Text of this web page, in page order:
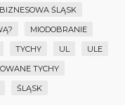
ŚLĄSK
MIODOBRANIE
TYCHY UL
ULE
TYCHY
ŚLĄSK